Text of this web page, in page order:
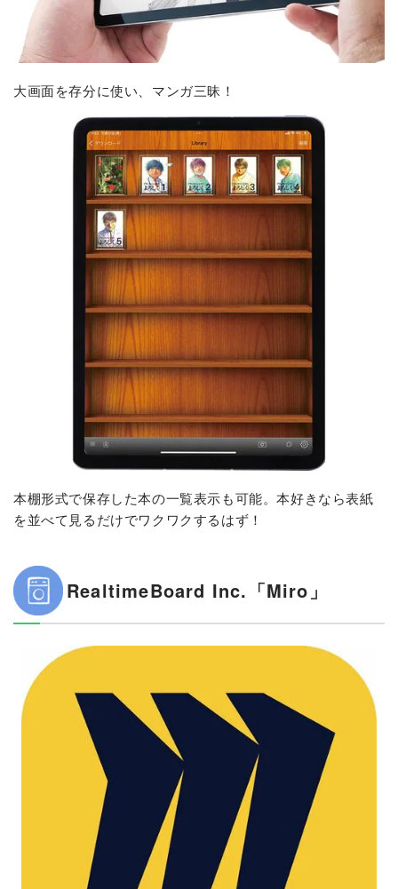
大画面を存分に使い、マンガ三昧！
本棚形式で保存した本の一覧表示も可能。本好きなら表紙
を並べて見るだけでワクワクするはず！
RealtimeBoard Inc.「Miro」